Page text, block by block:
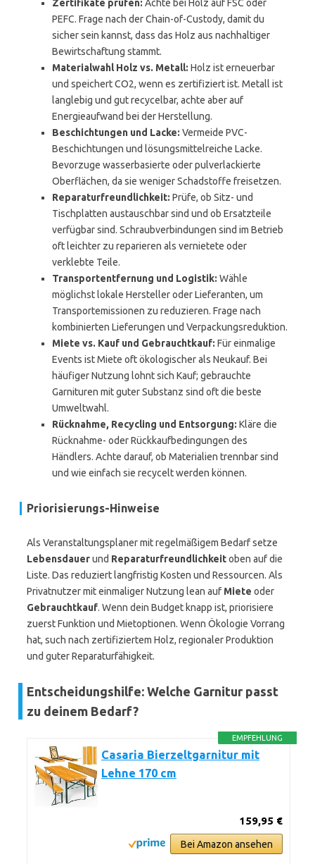
Zertifikate prüfen: Achte bei Holz auf FSC oder
PEFC. Frage nach der Chain-of-Custody, damit du
sicher sein kannst, dass das Holz aus nachhaltiger
Bewirtschaftung stammt.
Materialwahl Holz vs. Metall: Holz ist erneuerbar
und speichert CO2, wenn es zertifiziert ist. Metall ist
langlebig und gut recycelbar, achte aber auf
Energieaufwand bei der Herstellung.
Beschichtungen und Lacke: Vermeide PVC-
Beschichtungen und lösungsmittelreiche Lacke.
Bevorzuge wasserbasierte oder pulverlackierte
Oberflächen, da sie weniger Schadstoffe freisetzen.
Reparaturfreundlichkeit: Prüfe, ob Sitz- und
Tischplatten austauschbar sind und ob Ersatzteile
verfügbar sind. Schraubverbindungen sind im Betrieb
oft leichter zu reparieren als vernietete oder
verklebte Teile.
Transportentfernung und Logistik: Wähle
möglichst lokale Hersteller oder Lieferanten, um
Transportemissionen zu reduzieren. Frage nach
kombinierten Lieferungen und Verpackungsreduktion.
Miete vs. Kauf und Gebrauchtkauf: Für einmalige
Events ist Miete oft ökologischer als Neukauf. Bei
häufiger Nutzung lohnt sich Kauf; gebrauchte
Garnituren mit guter Substanz sind oft die beste
Umweltwahl.
Rücknahme, Recycling und Entsorgung: Kläre die
Rücknahme- oder Rückkaufbedingungen des
Händlers. Achte darauf, ob Materialien trennbar sind
und wie einfach sie recycelt werden können.
Priorisierungs-Hinweise
Als Veranstaltungsplaner mit regelmäßigem Bedarf setze
Lebensdauerund Reparaturfreundlichkeitoben auf die
Liste. Das reduziert langfristig Kosten und Ressourcen. Als
Privatnutzer mit einmaliger Nutzung lean auf Miete oder
Gebrauchtkauf. Wenn dein Budget knapp ist, priorisiere
zuerst Funktion und Mietoptionen. Wenn Ökologie Vorrang
hat, such nach zertifiziertem Holz, regionaler Produktion
und guter Reparaturfähigkeit.
Entscheidungshilfe: Welche Garnitur passt
zu deinem Bedarf?
EMPFEHLUNG
Casaria Bierzeltgarnitur mit
Lehne 170 cm
159,95 €
Bei Amazon ansehen